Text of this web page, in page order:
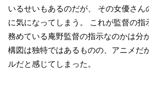
いるせいもあるのだが、
その女優さん
に気になってしまう。
これが監督の指
務めている庵野監督の指示なのかは分
構図は独特ではあるものの、アニメだ
ルだと感じてしまった。